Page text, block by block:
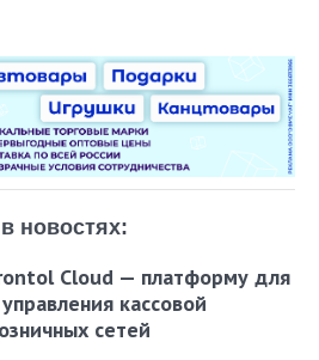
новостях:
Cloud — платформу для
кассовой
сетей